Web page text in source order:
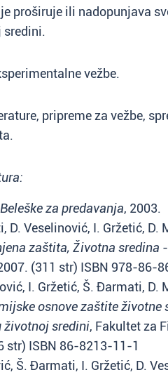
proširuje ili nadopunjava
sredini.
vežbe.
pripreme za vežbe,
Beleške za predavanja, 2003.
D. Veselinović, I. Gržetić, D.
zaštita, Životna sredina
(311 str) ISBN 978-86-
I. Gržetić, Š. Đarmati, D.
osnove zaštite životne
životnoj sredini, Fakultet za
str) ISBN 86-8213-11-1
Š. Đarmati, I. Gržetić, D.